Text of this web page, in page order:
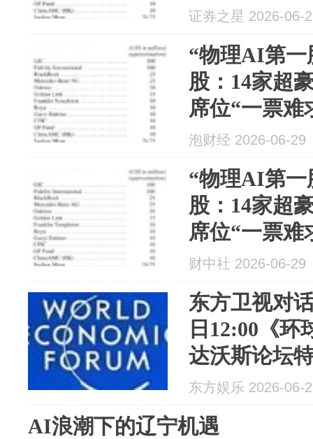
证券之星 2026-06-
“物理AI第一
股：14家超
席位“一票难
泡财经 2026-06-29
“物理AI第一
股：14家超
席位“一票难
财中社 2026-06-29
东方卫视对
日12:00《环
达沃斯论坛
东方娱乐 2026-06-
AI浪潮下的辽宁机遇